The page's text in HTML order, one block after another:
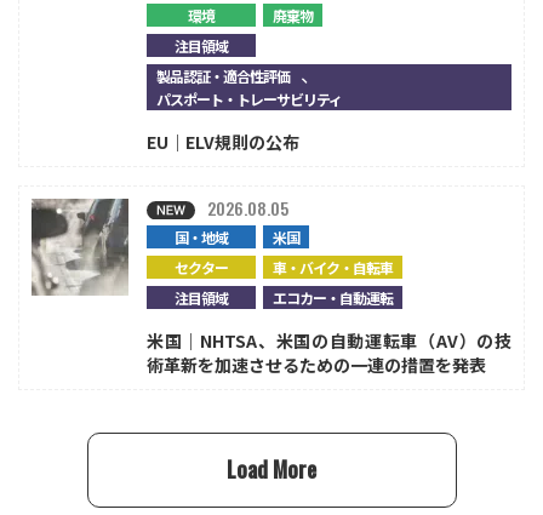
環境
廃棄物
注目領域
製品認証・適合性評価 、
パスポート・トレーサビリティ
EU｜ELV規則の公布
国・地域
米国
セクター
車・バイク・自転車
注目領域
エコカー・自動運転
2026.08.05
米国｜NHTSA、米国の自動運転車（AV）の技
術革新を加速させるための一連の措置を発表
Load More